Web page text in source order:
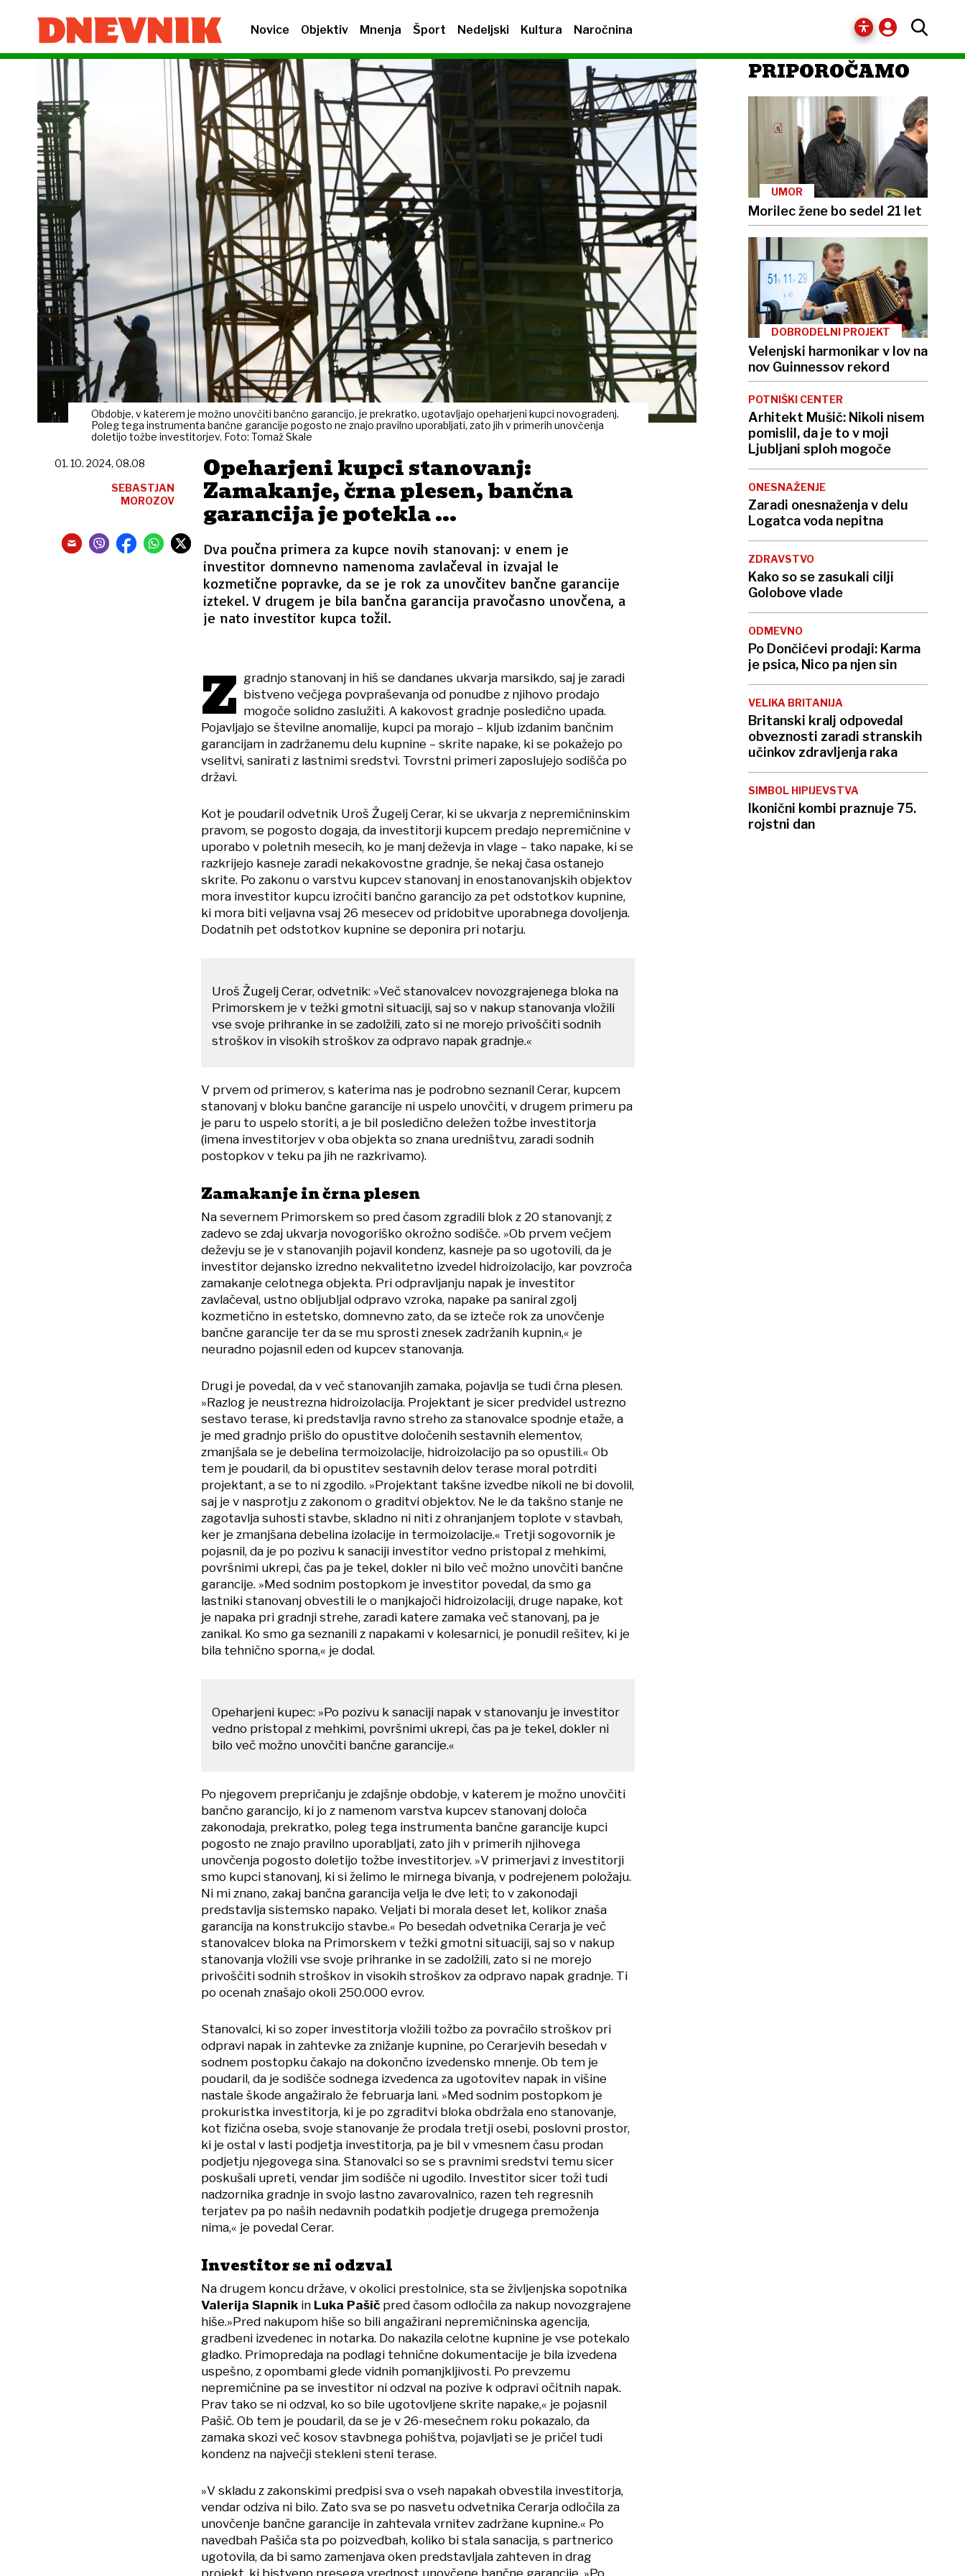
Novice Objektiv Mnenja Šport Nedeljski Kultura Naročnina
Obdobje, v katerem je možno unovčiti bančno garancijo, je prekratko, ugotavljajo opeharjeni kupci novogradenj.
Poleg tega instrumenta bančne garancije pogosto ne znajo pravilno uporabljati, zato jih v primerih unovčenja
doletijo tožbe investitorjev. Foto: Tomaž Skale
Opeharjeni kupci stanovanj:
Zamakanje, črna plesen, bančna
garancija je potekla ...
Dva poučna primera za kupce novih stanovanj: v enem je
investitor domnevno namenoma zavlačeval in izvajal le
kozmetične popravke, da se je rok za unovčitev bančne garancije
iztekel. V drugem je bila bančna garancija pravočasno unovčena, a
je nato investitor kupca tožil.
01. 10. 2024, 08.08
SEBASTJAN
MOROZOV
Z gradnjo stanovanj in hiš se dandanes ukvarja marsikdo, saj je zaradi
bistveno večjega povpraševanja od ponudbe z njihovo prodajo
mogoče solidno zaslužiti. A kakovost gradnje posledično upada.
Pojavljajo se številne anomalije, kupci pa morajo – kljub izdanim bančnim
garancijam in zadržanemu delu kupnine – skrite napake, ki se pokažejo po
vselitvi, sanirati z lastnimi sredstvi. Tovrstni primeri zaposlujejo sodišča po
državi.
Kot je poudaril odvetnik Uroš Žugelj Cerar, ki se ukvarja z nepremičninskim
pravom, se pogosto dogaja, da investitorji kupcem predajo nepremičnine v
uporabo v poletnih mesecih, ko je manj deževja in vlage – tako napake, ki se
razkrijejo kasneje zaradi nekakovostne gradnje, še nekaj časa ostanejo
skrite. Po zakonu o varstvu kupcev stanovanj in enostanovanjskih objektov
mora investitor kupcu izročiti bančno garancijo za pet odstotkov kupnine,
ki mora biti veljavna vsaj 26 mesecev od pridobitve uporabnega dovoljenja.
Dodatnih pet odstotkov kupnine se deponira pri notarju.
Uroš Žugelj Cerar, odvetnik: »Več stanovalcev novozgrajenega bloka na
Primorskem je v težki gmotni situaciji, saj so v nakup stanovanja vložili
vse svoje prihranke in se zadolžili, zato si ne morejo privoščiti sodnih
stroškov in visokih stroškov za odpravo napak gradnje.«
V prvem od primerov, s katerima nas je podrobno seznanil Cerar, kupcem
stanovanj v bloku bančne garancije ni uspelo unovčiti, v drugem primeru pa
je paru to uspelo storiti, a je bil posledično deležen tožbe investitorja
(imena investitorjev v oba objekta so znana uredništvu, zaradi sodnih
postopkov v teku pa jih ne razkrivamo).
Zamakanje in črna plesen
Na severnem Primorskem so pred časom zgradili blok z 20 stanovanji; z
zadevo se zdaj ukvarja novogoriško okrožno sodišče. »Ob prvem večjem
deževju se je v stanovanjih pojavil kondenz, kasneje pa so ugotovili, da je
investitor dejansko izredno nekvalitetno izvedel hidroizolacijo, kar povzroča
zamakanje celotnega objekta. Pri odpravljanju napak je investitor
zavlačeval, ustno obljubljal odpravo vzroka, napake pa saniral zgolj
kozmetično in estetsko, domnevno zato, da se izteče rok za unovčenje
bančne garancije ter da se mu sprosti znesek zadržanih kupnin,« je
neuradno pojasnil eden od kupcev stanovanja.
Drugi je povedal, da v več stanovanjih zamaka, pojavlja se tudi črna plesen.
»Razlog je neustrezna hidroizolacija. Projektant je sicer predvidel ustrezno
sestavo terase, ki predstavlja ravno streho za stanovalce spodnje etaže, a
je med gradnjo prišlo do opustitve določenih sestavnih elementov,
zmanjšala se je debelina termoizolacije, hidroizolacijo pa so opustili.« Ob
tem je poudaril, da bi opustitev sestavnih delov terase moral potrditi
projektant, a se to ni zgodilo. »Projektant takšne izvedbe nikoli ne bi dovolil,
saj je v nasprotju z zakonom o graditvi objektov. Ne le da takšno stanje ne
zagotavlja suhosti stavbe, skladno ni niti z ohranjanjem toplote v stavbah,
ker je zmanjšana debelina izolacije in termoizolacije.« Tretji sogovornik je
pojasnil, da je po pozivu k sanaciji investitor vedno pristopal z mehkimi,
površnimi ukrepi, čas pa je tekel, dokler ni bilo več možno unovčiti bančne
garancije. »Med sodnim postopkom je investitor povedal, da smo ga
lastniki stanovanj obvestili le o manjkajoči hidroizolaciji, druge napake, kot
je napaka pri gradnji strehe, zaradi katere zamaka več stanovanj, pa je
zanikal. Ko smo ga seznanili z napakami v kolesarnici, je ponudil rešitev, ki je
bila tehnično sporna,« je dodal.
Opeharjeni kupec: »Po pozivu k sanaciji napak v stanovanju je investitor
vedno pristopal z mehkimi, površnimi ukrepi, čas pa je tekel, dokler ni
bilo več možno unovčiti bančne garancije.«
Po njegovem prepričanju je zdajšnje obdobje, v katerem je možno unovčiti
bančno garancijo, ki jo z namenom varstva kupcev stanovanj določa
zakonodaja, prekratko, poleg tega instrumenta bančne garancije kupci
pogosto ne znajo pravilno uporabljati, zato jih v primerih njihovega
unovčenja pogosto doletijo tožbe investitorjev. »V primerjavi z investitorji
smo kupci stanovanj, ki si želimo le mirnega bivanja, v podrejenem položaju.
Ni mi znano, zakaj bančna garancija velja le dve leti; to v zakonodaji
predstavlja sistemsko napako. Veljati bi morala deset let, kolikor znaša
garancija na konstrukcijo stavbe.« Po besedah odvetnika Cerarja je več
stanovalcev bloka na Primorskem v težki gmotni situaciji, saj so v nakup
stanovanja vložili vse svoje prihranke in se zadolžili, zato si ne morejo
privoščiti sodnih stroškov in visokih stroškov za odpravo napak gradnje. Ti
po ocenah znašajo okoli 250.000 evrov.
Stanovalci, ki so zoper investitorja vložili tožbo za povračilo stroškov pri
odpravi napak in zahtevke za znižanje kupnine, po Cerarjevih besedah v
sodnem postopku čakajo na dokončno izvedensko mnenje. Ob tem je
poudaril, da je sodišče sodnega izvedenca za ugotovitev napak in višine
nastale škode angažiralo že februarja lani. »Med sodnim postopkom je
prokuristka investitorja, ki je po zgraditvi bloka obdržala eno stanovanje,
kot fizična oseba, svoje stanovanje že prodala tretji osebi, poslovni prostor,
ki je ostal v lasti podjetja investitorja, pa je bil v vmesnem času prodan
podjetju njegovega sina. Stanovalci so se s pravnimi sredstvi temu sicer
poskušali upreti, vendar jim sodišče ni ugodilo. Investitor sicer toži tudi
nadzornika gradnje in svojo lastno zavarovalnico, razen teh regresnih
terjatev pa po naših nedavnih podatkih podjetje drugega premoženja
nima,« je povedal Cerar.
Investitor se ni odzval
Na drugem koncu države, v okolici prestolnice, sta se življenjska sopotnika
Valerija Slapnik in Luka Pašič pred časom odločila za nakup novozgrajene
hiše.»Pred nakupom hiše so bili angažirani nepremičninska agencija,
gradbeni izvedenec in notarka. Do nakazila celotne kupnine je vse potekalo
gladko. Primopredaja na podlagi tehnične dokumentacije je bila izvedena
uspešno, z opombami glede vidnih pomanjkljivosti. Po prevzemu
nepremičnine pa se investitor ni odzval na pozive k odpravi očitnih napak.
Prav tako se ni odzval, ko so bile ugotovljene skrite napake,« je pojasnil
Pašič. Ob tem je poudaril, da se je v 26-mesečnem roku pokazalo, da
zamaka skozi več kosov stavbnega pohištva, pojavljati se je pričel tudi
kondenz na največji stekleni steni terase.
»V skladu z zakonskimi predpisi sva o vseh napakah obvestila investitorja,
vendar odziva ni bilo. Zato sva se po nasvetu odvetnika Cerarja odločila za
unovčenje bančne garancije in zahtevala vrnitev zadržane kupnine.« Po
navedbah Pašiča sta po poizvedbah, koliko bi stala sanacija, s partnerico
ugotovila, da bi samo zamenjava oken predstavljala zahteven in drag
projekt, ki bistveno presega vrednost unovčene bančne garancije. »Po
PRIPOROČAMO
UMOR
Morilec žene bo sedel 21 let
DOBRODELNI PROJEKT
Velenjski harmonikar v lov na
nov Guinnessov rekord
POTNIŠKI CENTER
Arhitekt Mušič: Nikoli nisem
pomislil, da je to v moji
Ljubljani sploh mogoče
ONESNAŽENJE
Zaradi onesnaženja v delu
Logatca voda nepitna
ZDRAVSTVO
Kako so se zasukali cilji
Golobove vlade
ODMEVNO
Po Dončićevi prodaji: Karma
je psica, Nico pa njen sin
VELIKA BRITANIJA
Britanski kralj odpovedal
obveznosti zaradi stranskih
učinkov zdravljenja raka
SIMBOL HIPIJEVSTVA
Ikonični kombi praznuje 75.
rojstni dan